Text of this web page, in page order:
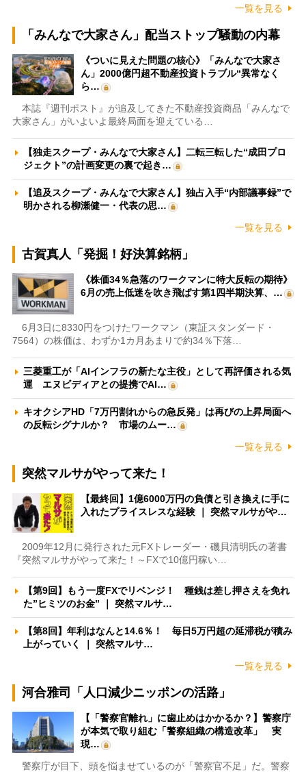
一覧を見る
「みんなで大家さん」配当ストップ騒動の内幕
《ついに見えた問題の核心》「みんなで大家さ
ん」2000億円超不動産投資トラブル“異常なく
ら…
本誌『週刊ポスト』が追及してきた不動産投資商品「みんなで
大家さん」がいよいよ最終局面を迎えている…
【独走スクープ・みんなで大家さん】二転三転した“成田プロ
ジェクト”の計画変更の裏で起き…
【追及スクープ・みんなで大家さん】独占入手“内部議事録”で
明かされる柳瀬健一・代表の思…
一覧を見る
古賀真人「発掘！好決算銘柄」
《株価34％急落のワークマンに特大反転の期待》
6月の売上低迷を吹き飛ばす第1四半期決算、…
6月3日に8330円をつけたワークマン（東証スタンダード・
7564）の株価は、わずか1カ月あまりで約34％下落…
三菱重工が「AIインフラの新たな主役」として再評価される気
運 エヌビディアとの提携でAI…
キオクシアHD「7万円割れからの急反発」は再びの上昇局面へ
の反転シグナルか？ 市場のムー…
一覧を見る
突然マルサがやって来た！
【最終回】1億6000万円の負債と引き換えに手に
入れたプライスレスな経験 ｜ 突然マルサがや…
2009年12月に発行された元FXトレーダー・磯貝清明氏の著書
『突然マルサがやって来た！～FXで10億円稼い…
【第9回】もう一度FXでリベンジ！ 種銭は差し押さえを免れ
た”ヒミツのお金” ｜ 突然マルサ…
【第8回】年利はなんと14.6％！ 毎日5万円超の延滞税が積み
上がっていく ｜ 突然マルサ…
一覧を見る
河合雅司「人口減少ニッポンの活路」
【「警察官離れ」に歯止めはかかるか？】警察庁
が本気で取り組む「警察組織の構造改革」 実
現…
警察庁が目下、頭を悩ませているのが「警察官不足」だ。警察